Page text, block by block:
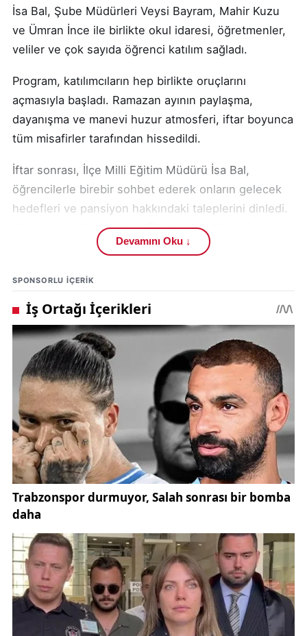
İsa Bal, Şube Müdürleri Veysi Bayram, Mahir Kuzu
ve Ümran İnce ile birlikte okul idaresi, öğretmenler,
veliler ve çok sayıda öğrenci katılım sağladı.
Program, katılımcıların hep birlikte oruçlarını
açmasıyla başladı. Ramazan ayının paylaşma,
dayanışma ve manevi huzur atmosferi, iftar boyunca
tüm misafirler tarafından hissedildi.
İftar sonrası, İlçe Milli Eğitim Müdürü İsa Bal,
öğrencilerle birebir sohbet ederek onların gelecek
hedefleri ve pansiyon hakkındaki taleplerini dinledi.
Konuşmasında gençlerin fikirlerinin eğitim süreçleri
için son derece önemli olduğunu vurgulayan Bal,
kültürel gelişiminiz de bizim için büyük önem
taşıyor. Sizlerin görüşleri, daha iyi bir eğitim ortamı
oluşturma noktasında bizlere yol gösterici olacaktır.
Hep birlikte daha güzel bir gelecek inşa edeceğiz.”
dedi.
Devamını Oku ↓
SPONSORLU IÇERIK